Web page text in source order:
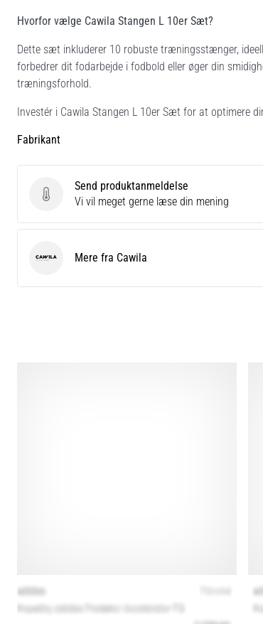
Hvorfor vælge Cawila Stangen L 10er Sæt?
Dette sæt inkluderer 10 robuste træningsstænger,
forbedrer dit fodarbejde i fodbold eller øger din
træningsforhold.
Investér i Cawila Stangen L 10er Sæt for at optimere
Fabrikant
Send produktanmeldelse
Send produktanmeldelse
Vi vil meget gerne læse din mening
Cawila Mere fra Cawila